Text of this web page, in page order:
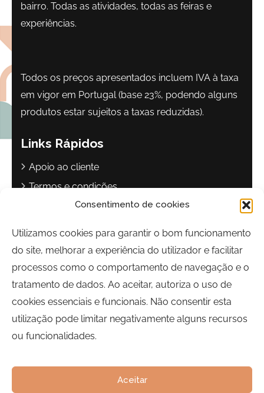
Consentimento de cookies
Utilizamos cookies para garantir o bom funcionamento
do site, melhorar a experiência do utilizador e facilitar
processos como o comportamento de navegação e o
tratamento de dados. Ao aceitar, autoriza o uso de
cookies essenciais e funcionais. Não consentir esta
utilização pode limitar negativamente alguns recursos
ou funcionalidades.
Aceitar
bairro. Todas as atividades, todas as feiras e
experiências.
Todos os preços apresentados incluem IVA à taxa
em vigor em Portugal (base 23%, podendo alguns
produtos estar sujeitos a taxas reduzidas).
Links Rápidos
Apoio ao cliente
Termos e condições
Política de privacidade
Contactos
Largo Sebastião Martins Mestre
8700-349, Olhão, Portugal
Horário:Segunda a Sexta-feira | 09h00 às 17h00
bairrocomalma@cm-olhao.pt